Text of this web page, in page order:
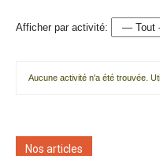
Afficher par activité:
Aucune activité n'a été trouvée.
Nos articles